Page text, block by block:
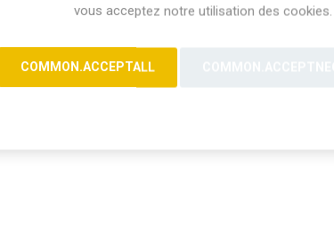
vous acceptez notre utilisation des cookies.
COMMON.ACCEPTALL